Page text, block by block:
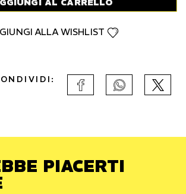
ALLA WISHLIST
PIACERTI